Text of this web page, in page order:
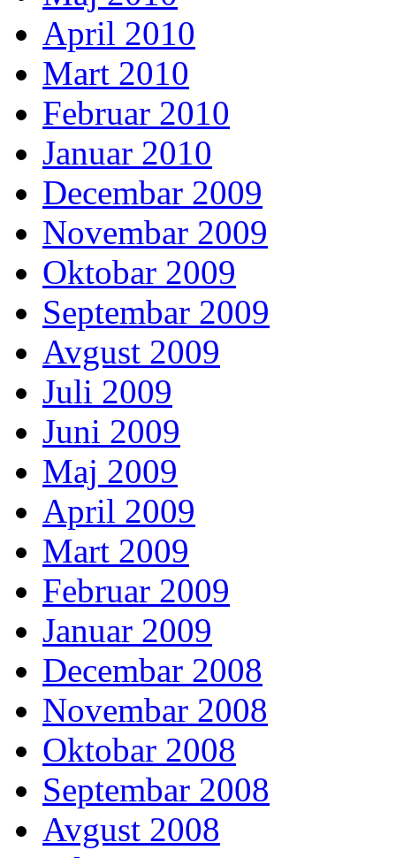
April 2010
Mart 2010
Februar 2010
Januar 2010
Decembar 2009
Novembar 2009
Oktobar 2009
Septembar 2009
Avgust 2009
Juli 2009
Juni 2009
Maj 2009
April 2009
Mart 2009
Februar 2009
Januar 2009
Decembar 2008
Novembar 2008
Oktobar 2008
Septembar 2008
Avgust 2008